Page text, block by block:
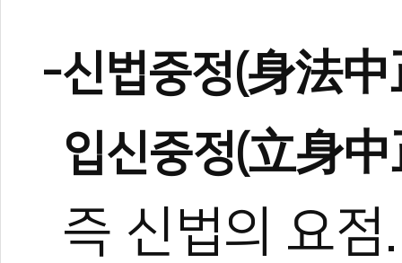
-신법중정(身法
입신중정(立身
즉 신법의 요점.